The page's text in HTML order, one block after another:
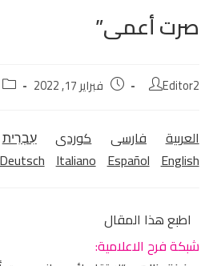
صرت أعمى”
Editor2 فبراير 17, 2022
العربية فارسی كوردی‎ עִבְרִית
Italiano Español English
اطبع هذا المقال
شبكة فرح الاعلامية: